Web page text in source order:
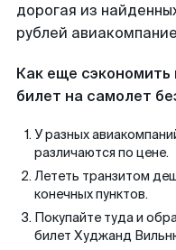
дорогая из
рублей
Как еще сэкономить
билет на самолет
У разных
различаются по цене.
Лететь транзитом
конечных пунктов.
Покупайте туда и
билет Худжанд